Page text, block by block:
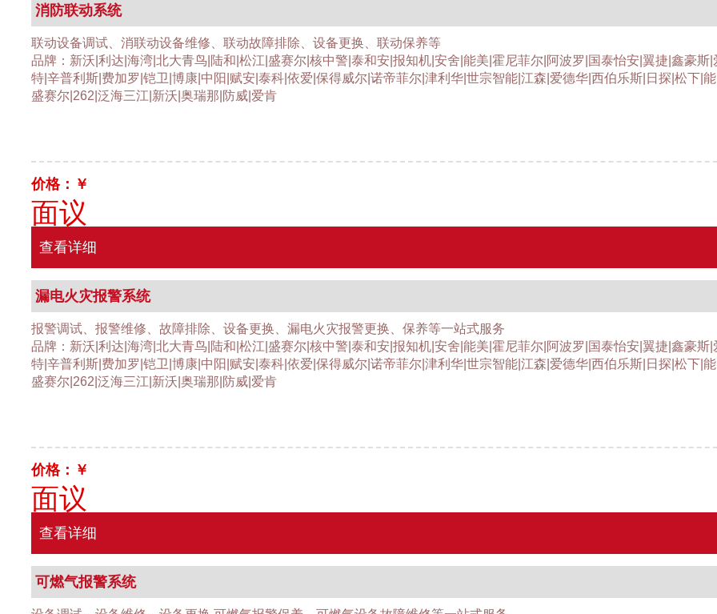
消防联动系统
联动设备调试、消联动设备维修、联动故障排除、设备更换、联动保养等
品牌：新沃|利达|海湾|北大青鸟|陆和|松江|盛赛尔|核中警|泰和安|报知机|安舍|能美|霍尼菲尔|阿波罗|国泰怡安|翼捷|鑫豪斯|
特|辛普利斯|费加罗|铠卫|博康|中阳|赋安|泰科|依爱|保得威尔|诺帝菲尔|津利华|世宗智能|江森|爱德华|西伯乐斯|日探|松下|
盛赛尔|262|泛海三江|新沃|奥瑞那|防威|爱肯
价格：￥
面议
查看详细
漏电火灾报警系统
报警调试、报警维修、故障排除、设备更换、漏电火灾报警更换、保养等一站式服务
品牌：新沃|利达|海湾|北大青鸟|陆和|松江|盛赛尔|核中警|泰和安|报知机|安舍|能美|霍尼菲尔|阿波罗|国泰怡安|翼捷|鑫豪斯|
特|辛普利斯|费加罗|铠卫|博康|中阳|赋安|泰科|依爱|保得威尔|诺帝菲尔|津利华|世宗智能|江森|爱德华|西伯乐斯|日探|松下|
盛赛尔|262|泛海三江|新沃|奥瑞那|防威|爱肯
价格：￥
面议
查看详细
可燃气报警系统